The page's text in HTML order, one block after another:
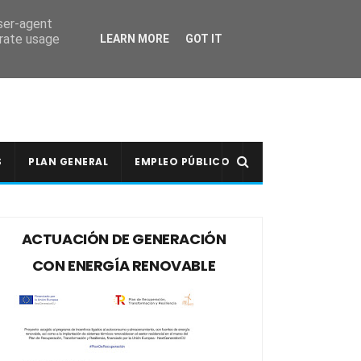
PLAN GENERAL EMPLEO PÚBLICO
ACTUACIÓN DE GENERACIÓN
CON ENERGÍA RENOVABLE
agent
usage
LEARN MORE GOT IT